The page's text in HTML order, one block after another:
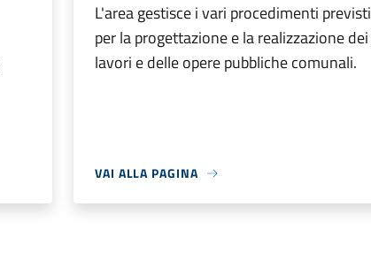
L'area gestisce i vari procedimenti previsti
per la progettazione e la realizzazione dei
lavori e delle opere pubbliche comunali.
VAI ALLA PAGINA